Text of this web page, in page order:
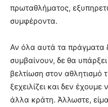
πρωταθλήματος,
συμφέροντα.
Αν όλα αυτά τα πράγματα
συμβαίνουν, δε θα
βελτίωση στον αθλητισμό
ξεχειλίζει και δεν
άλλα κράτη. Άλλωστε,